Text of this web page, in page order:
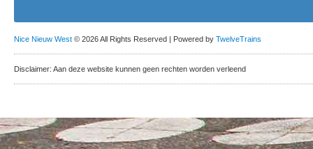
Nice Nieuw West © 2026 All Rights Reserved | Powered by TwelveTrains
Disclaimer: Aan deze website kunnen geen rechten worden verleend